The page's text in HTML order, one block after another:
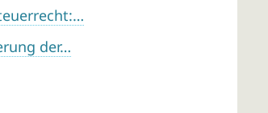
der…